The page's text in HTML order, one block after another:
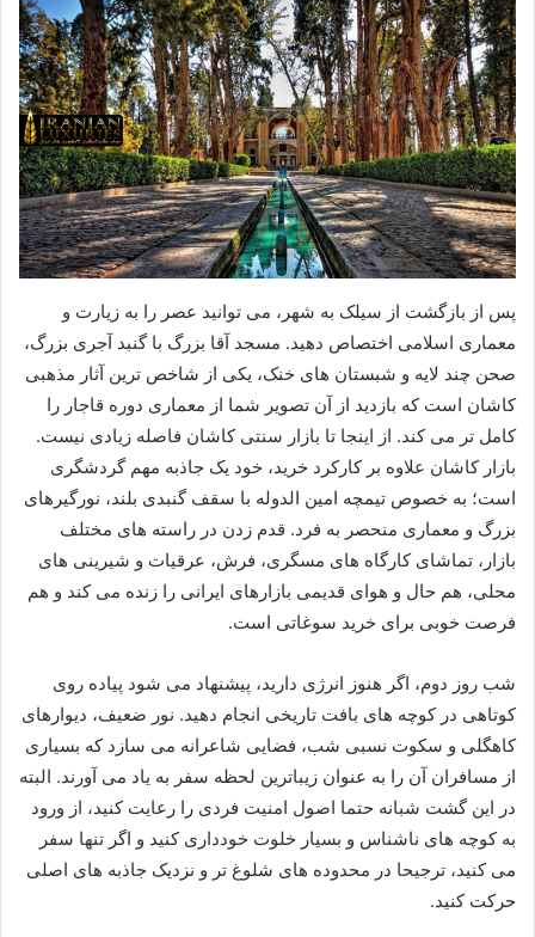
پس از بازگشت از سیلک به شهر، می توانید عصر را به زیارت و
معماری اسلامی اختصاص دهید. مسجد آقا بزرگ با گنبد آجری بزرگ،
صحن چند لایه و شبستان های خنک، یکی از شاخص ترین آثار مذهبی
کاشان است که بازدید از آن تصویر شما از معماری دوره قاجار را
کامل تر می کند. از اینجا تا بازار سنتی کاشان فاصله زیادی نیست.
بازار کاشان علاوه بر کارکرد خرید، خود یک جاذبه مهم گردشگری
است؛ به خصوص تیمچه امین الدوله با سقف گنبدی بلند، نورگیرهای
بزرگ و معماری منحصر به فرد. قدم زدن در راسته های مختلف
بازار، تماشای کارگاه های مسگری، فرش، عرقیات و شیرینی های
محلی، هم حال و هوای قدیمی بازارهای ایرانی را زنده می کند و هم
فرصت خوبی برای خرید سوغاتی است.
شب روز دوم، اگر هنوز انرژی دارید، پیشنهاد می شود پیاده روی
کوتاهی در کوچه های بافت تاریخی انجام دهید. نور ضعیف، دیوارهای
کاهگلی و سکوت نسبی شب، فضایی شاعرانه می سازد که بسیاری
از مسافران آن را به عنوان زیباترین لحظه سفر به یاد می آورند. البته
در این گشت شبانه حتما اصول امنیت فردی را رعایت کنید، از ورود
به کوچه های ناشناس و بسیار خلوت خودداری کنید و اگر تنها سفر
می کنید، ترجیحا در محدوده های شلوغ تر و نزدیک جاذبه های اصلی
حرکت کنید.